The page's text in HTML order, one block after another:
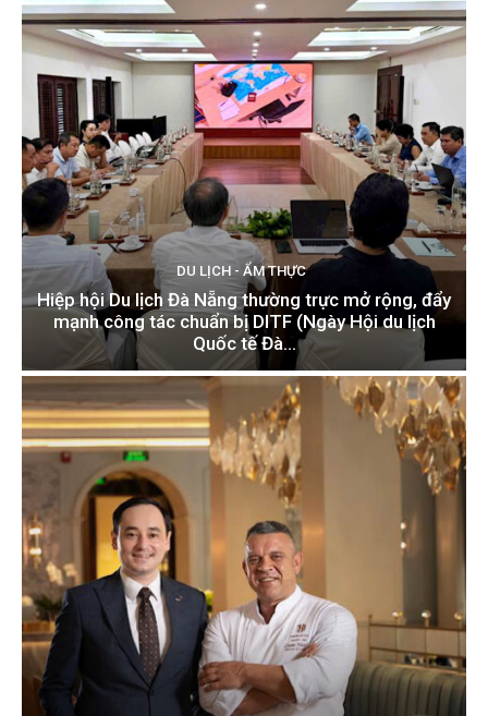
DU LỊCH - ẨM THỰC
Hiệp hội Du lịch Đà Nẵng thường trực mở rộng, đẩy
mạnh công tác chuẩn bị DITF (Ngày Hội du lịch
Quốc tế Đà...